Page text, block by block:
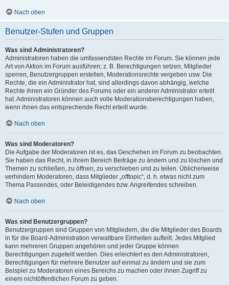
Nach oben
Benutzer-Stufen und Gruppen
Was sind Administratoren?
Administratoren haben die umfassendsten Rechte im Forum. Sie können jede
Art von Aktion im Forum ausführen; z. B. Berechtigungen setzen, Mitglieder
sperren, Benutzergruppen erstellen, Moderationsrechte vergeben usw. Die
Rechte, die ein Administrator hat, sind allerdings davon abhängig, welche
Rechte ihnen ein Gründer des Forums oder ein anderer Administrator erteilt
hat. Administratoren können auch volle Moderationsberechtigungen haben,
wenn ihnen das entsprechende Recht erteilt wurde.
Nach oben
Was sind Moderatoren?
Die Aufgabe der Moderatoren ist es, das Geschehen im Forum zu beobachten.
Sie haben das Recht, in ihrem Bereich Beiträge zu ändern und zu löschen und
Themen zu schließen, zu öffnen, zu verschieben und zu teilen. Üblicherweise
verhindern Moderatoren, dass Mitglieder „offtopic“, d. h. etwas nicht zum
Thema Passendes, oder Beleidigendes bzw. Angreifendes schreiben.
Nach oben
Was sind Benutzergruppen?
Benutzergruppen sind Gruppen von Mitgliedern, die die Mitglieder des Boards
in für die Board-Administration verwaltbare Einheiten aufteilt. Jedes Mitglied
kann mehreren Gruppen angehören und jeder Gruppe können
Berechtigungen zugeteilt werden. Dies erleichtert es den Administratoren,
Berechtigungen für mehrere Benutzer auf einmal zu ändern und sie zum
Beispiel zu Moderatoren eines Bereichs zu machen oder ihnen Zugriff zu
einem nichtöffentlichen Forum zu geben.